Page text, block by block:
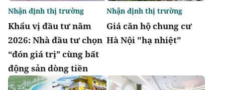
Khẩu vị đầu tư năm
2026: Nhà đầu tư chọn
“đón giá trị” cùng bất
động sản dòng tiền
Nhận định thị trường
Giá căn hộ chung cư
Hà Nội "hạ nhiệt"
Nhận định thị trường